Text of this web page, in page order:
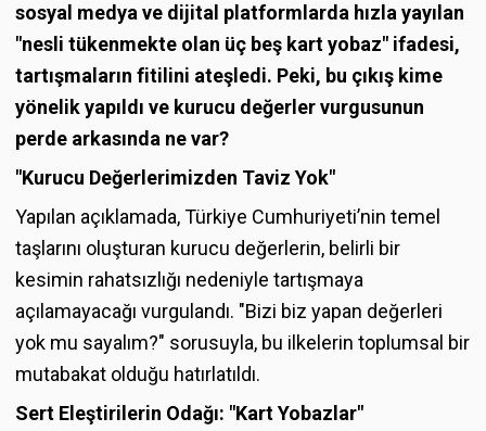
sosyal medya ve dijital platformlarda hızla yayılan
"nesli tükenmekte olan üç beş kart yobaz" ifadesi,
tartışmaların fitilini ateşledi. Peki, bu çıkış kime
yönelik yapıldı ve kurucu değerler vurgusunun
perde arkasında ne var?
"Kurucu Değerlerimizden Taviz Yok"
Yapılan açıklamada, Türkiye Cumhuriyeti’nin temel
taşlarını oluşturan kurucu değerlerin, belirli bir
kesimin rahatsızlığı nedeniyle tartışmaya
açılamayacağı vurgulandı. "Bizi biz yapan değerleri
yok mu sayalım?" sorusuyla, bu ilkelerin toplumsal bir
mutabakat olduğu hatırlatıldı.
Sert Eleştirilerin Odağı: "Kart Yobazlar"